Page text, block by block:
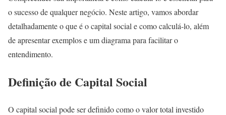
o sucesso de qualquer negócio. Neste artigo, vamos abordar
detalhadamente o que é o capital social e como calculá-lo, além
de apresentar exemplos e um diagrama para facilitar o
entendimento.
Definição de Capital Social
O capital social pode ser definido como o valor total investido